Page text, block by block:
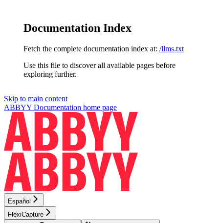
Documentation Index
Fetch the complete documentation index at: /llms.txt
Use this file to discover all available pages before
exploring further.
Skip to main content
ABBYY Documentation home page
Español
FlexiCapture